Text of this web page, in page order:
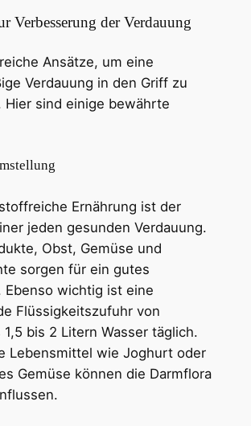
Verbesserung der Verdauung
Ansätze, um eine
Verdauung in den Griff zu
Hier sind einige bewährte
Ernährung ist der
jeden gesunden Verdauung.
Obst, Gemüse und
sorgen für ein gutes
Ebenso wichtig ist eine
Flüssigkeitszufuhr von
bis 2 Litern Wasser täglich.
Lebensmittel wie Joghurt oder
Gemüse können die Darmflora